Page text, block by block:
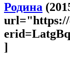
Родина
url="https://
]